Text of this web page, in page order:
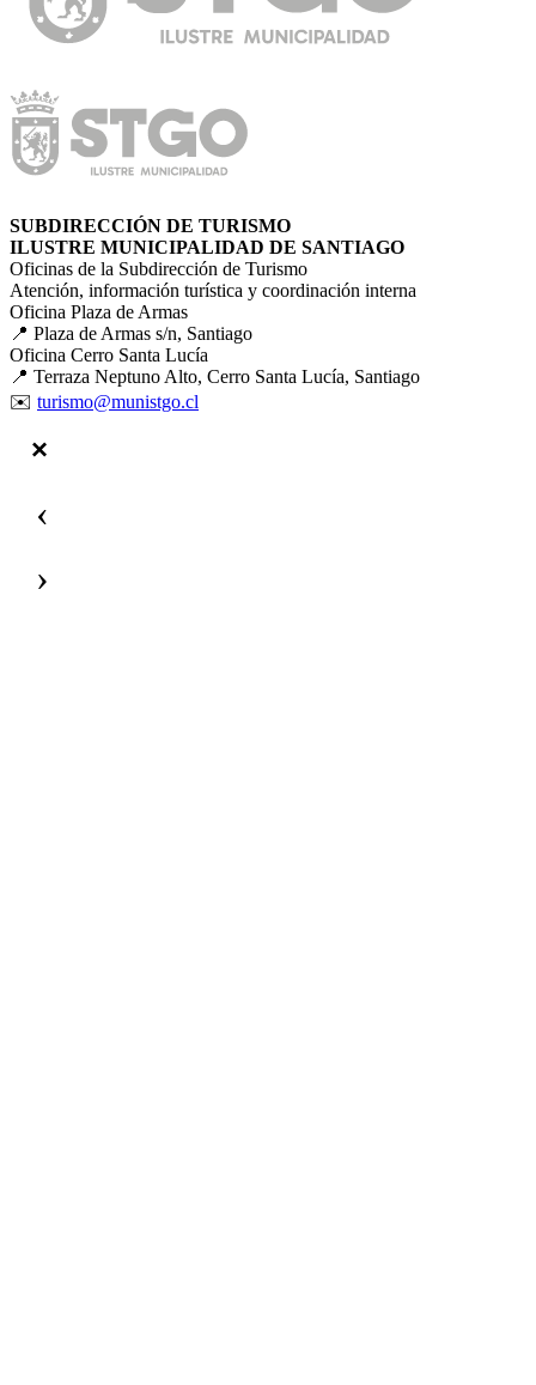
SUBDIRECCIÓN DE TURISMO
ILUSTRE MUNICIPALIDAD DE SANTIAGO
Oficinas de la Subdirección de Turismo
Atención, información turística y coordinación interna
Oficina Plaza de Armas
📍 Plaza de Armas s/n, Santiago
Oficina Cerro Santa Lucía
📍 Terraza Neptuno Alto, Cerro Santa Lucía, Santiago
✉️ turismo@munistgo.cl
‹
›